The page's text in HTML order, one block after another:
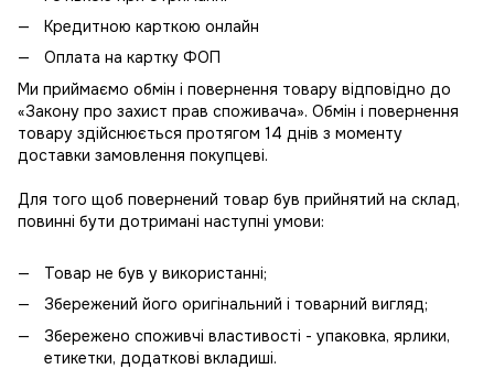
Кредитною карткою онлайн
Оплата на картку ФОП
Ми приймаємо обмін і повернення товару відповідно до
«Закону про захист прав споживача». Обмін і повернення
товару здійснюється протягом 14 днів з моменту
доставки замовлення покупцеві.
Для того щоб повернений товар був прийнятий на склад,
повинні бути дотримані наступні умови:
Товар не був у використанні;
Збережений його оригінальний і товарний вигляд;
Збережено споживчі властивості - упаковка, ярлики,
етикетки, додаткові вкладиші.